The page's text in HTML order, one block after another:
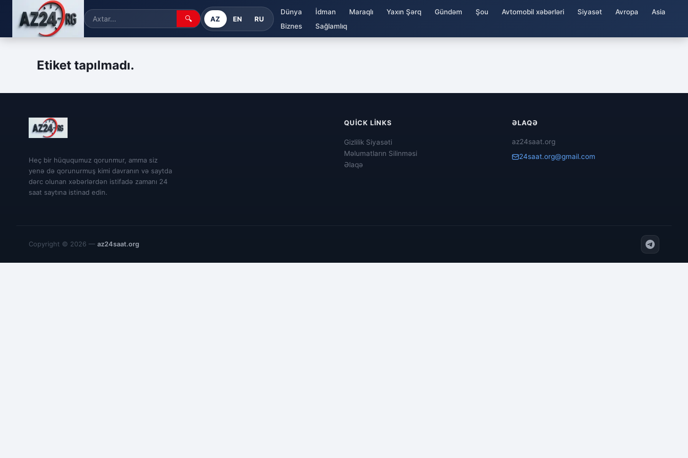
🔍 AZ EN RU
Dünya İdman Maraqlı Yaxın Şərq Gündəm Şou Avtomobil xəbərləri Siyasət Avropa
Asia
Biznes
Sağlamlıq
Etiket tapılmadı.
Heç bir hüququmuz qorunmur, amma siz
yenə də qorunurmuş kimi davranın və saytda
dərc olunan xəbərlərdən istifadə zamanı 24
saat saytına istinad edin.
QUICK LINKS
Gizlilik Siyasəti
Məlumatların Silinməsi
Əlaqə
ƏLAQƏ
az24saat.org
24saat.org@gmail.com
Copyright © 2026 — az24saat.org